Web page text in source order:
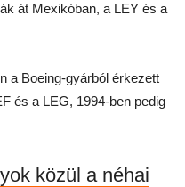
át Mexikóban, a LEY és a
a Boeing-gyárból érkezett
és a LEG, 1994-ben pedig
közül a néhai